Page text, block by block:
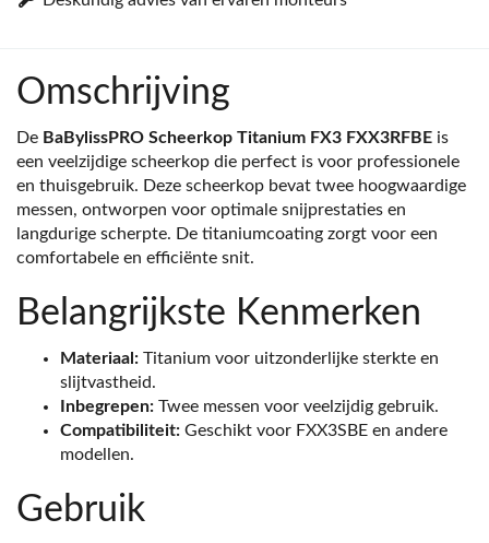
Omschrijving
De BaBylissPRO Scheerkop Titanium FX3 FXX3RFBE is
een veelzijdige scheerkop die perfect is voor professionele
en thuisgebruik. Deze scheerkop bevat twee hoogwaardige
messen, ontworpen voor optimale snijprestaties en
langdurige scherpte. De titaniumcoating zorgt voor een
comfortabele en efficiënte snit.
Belangrijkste Kenmerken
Materiaal: Titanium voor uitzonderlijke sterkte en
slijtvastheid.
Inbegrepen: Twee messen voor veelzijdig gebruik.
Compatibiliteit: Geschikt voor FXX3SBE en andere
modellen.
Gebruik